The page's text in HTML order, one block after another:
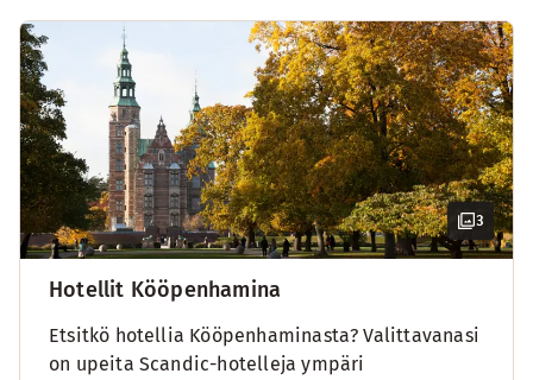
3
Hotellit Kööpenhamina
Etsitkö hotellia Kööpenhaminasta? Valittavanasi
on upeita Scandic-hotelleja ympäri